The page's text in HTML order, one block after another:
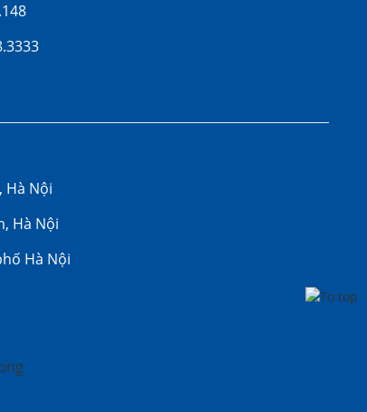
Hà Nội
Hà Nội
Hà Nội